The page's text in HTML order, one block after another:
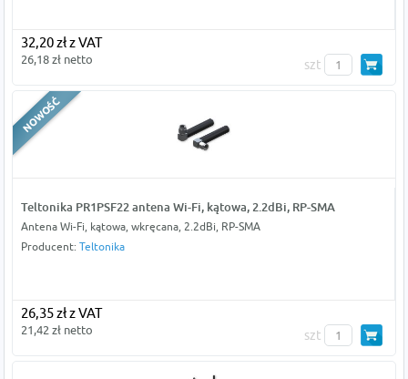
32,20 zł z VAT
26,18 zł netto szt
Teltonika PR1PSF22 antena Wi-Fi, kątowa, 2.2dBi, RP-SMA
Antena Wi-Fi, kątowa, wkręcana, 2.2dBi, RP-SMA
Producent: Teltonika
26,35 zł z VAT
21,42 zł netto szt